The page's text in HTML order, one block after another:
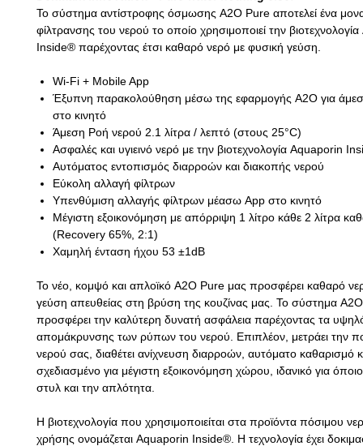
Το σύστημα αντίστροφης όσμωσης A2O Pure αποτελεί ένα
φίλτρανσης του νερού το οποίο χρησιμοποιεί την
Inside® παρέχοντας έτσι καθαρό νερό με φυσική γεύση.
Wi-Fi + Mobile App
Έξυπνη παρακολούθηση μέσω της εφαρμογής A2O για
στο κινητό
Άμεση Ροή νερού 2.1 λίτρα / λεπτό (στους 25°C)
Ασφαλές και υγιεινό νερό με την βιοτεχνολογία Aquaporin
Αυτόματος εντοπισμός διαρροών και διακοπής νερού
Εύκολη αλλαγή φίλτρων
Υπενθύμιση αλλαγής φίλτρων μέασω App στο κινητό
Μέγιστη εξοικονόμηση με απόρριψη 1 λίτρο κάθε 2 λίτρα
(Recovery 65%, 2:1)
Χαμηλή ένταση ήχου 53 ±1dB
Το νέο, κομψό και απλοϊκό A2O Pure μας προσφέρει καθαρό
γεύση απευθείας στη βρύση της κουζίνας μας. Το σύστημα
προσφέρει την καλύτερη δυνατή ασφάλεια παρέχοντας τα
απομάκρυνσης των ρύπων του νερού. Επιπλέον, μετράει την
νερού σας, διαθέτει ανίχνευση διαρροών, αυτόματο καθαρισμό
σχεδιασμένο για μέγιστη εξοικονόμηση χώρου, ιδανικό για
στυλ και την απλότητα.
Η βιοτεχνολογία που χρησιμοποιείται στα προϊόντα πόσιμου
χρήσης ονομάζεται Aquaporin Inside®. Η τεχνολογία έχει